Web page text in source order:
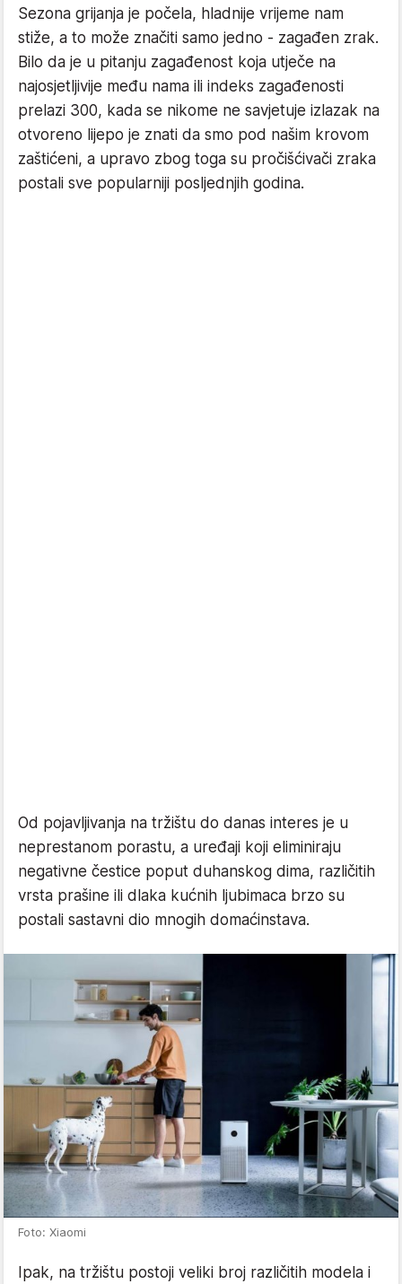
Sezona grijanja je počela, hladnije vrijeme nam
stiže, a to može značiti samo jedno - zagađen zrak.
Bilo da je u pitanju zagađenost koja utječe na
najosjetljivije među nama ili indeks zagađenosti
prelazi 300, kada se nikome ne savjetuje izlazak na
otvoreno lijepo je znati da smo pod našim krovom
zaštićeni, a upravo zbog toga su pročišćivači zraka
postali sve popularniji posljednjih godina.
Od pojavljivanja na tržištu do danas interes je u
neprestanom porastu, a uređaji koji eliminiraju
negativne čestice poput duhanskog dima, različitih
vrsta prašine ili dlaka kućnih ljubimaca brzo su
postali sastavni dio mnogih domaćinstava.
Foto: Xiaomi
Ipak, na tržištu postoji veliki broj različitih modela i